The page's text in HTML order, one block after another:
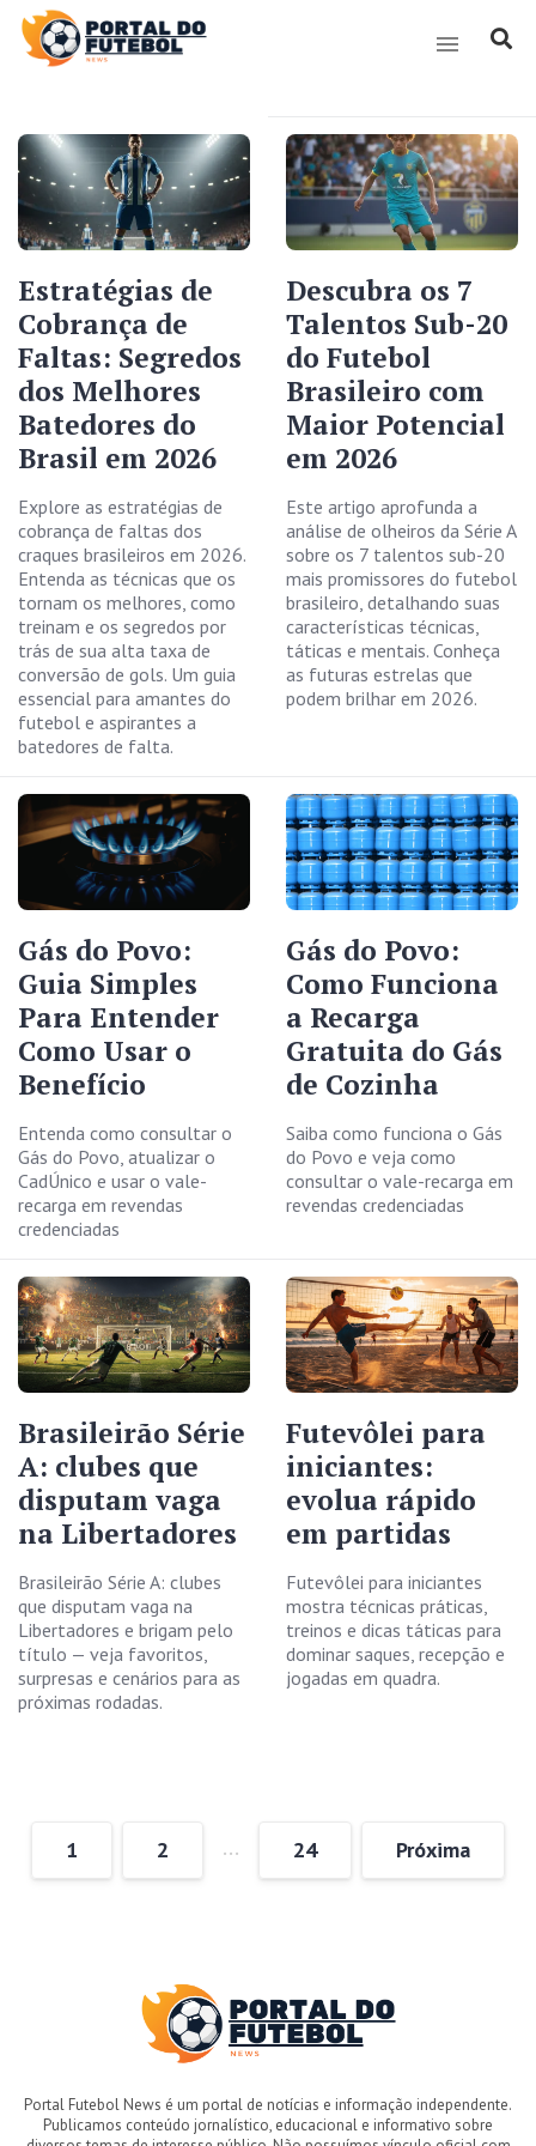
Estratégias de
Cobrança de
Faltas: Segredos
dos Melhores
Batedores do
Brasil em 2026
Explore as estratégias de
cobrança de faltas dos
craques brasileiros em 2026.
Entenda as técnicas que os
tornam os melhores, como
treinam e os segredos por
trás de sua alta taxa de
conversão de gols. Um guia
essencial para amantes do
futebol e aspirantes a
batedores de falta.
Descubra os 7
Talentos Sub-20
do Futebol
Brasileiro com
Maior Potencial
em 2026
Este artigo aprofunda a
análise de olheiros da Série A
sobre os 7 talentos sub-20
mais promissores do futebol
brasileiro, detalhando suas
características técnicas,
táticas e mentais. Conheça
as futuras estrelas que
podem brilhar em 2026.
Gás do Povo:
Guia Simples
Para Entender
Como Usar o
Benefício
Entenda como consultar o
Gás do Povo, atualizar o
CadÚnico e usar o vale-
recarga em revendas
credenciadas
Gás do Povo:
Como Funciona
a Recarga
Gratuita do Gás
de Cozinha
Saiba como funciona o Gás
do Povo e veja como
consultar o vale-recarga em
revendas credenciadas
Brasileirão Série
A: clubes que
disputam vaga
na Libertadores
Brasileirão Série A: clubes
que disputam vaga na
Libertadores e brigam pelo
título — veja favoritos,
surpresas e cenários para as
próximas rodadas.
Futevôlei para
iniciantes:
evolua rápido
em partidas
Futevôlei para iniciantes
mostra técnicas práticas,
treinos e dicas táticas para
dominar saques, recepção e
jogadas em quadra.
1 2 … 24 Próxima
Portal Futebol News é um portal de notícias e informação independente.
Publicamos conteúdo jornalístico, educacional e informativo sobre